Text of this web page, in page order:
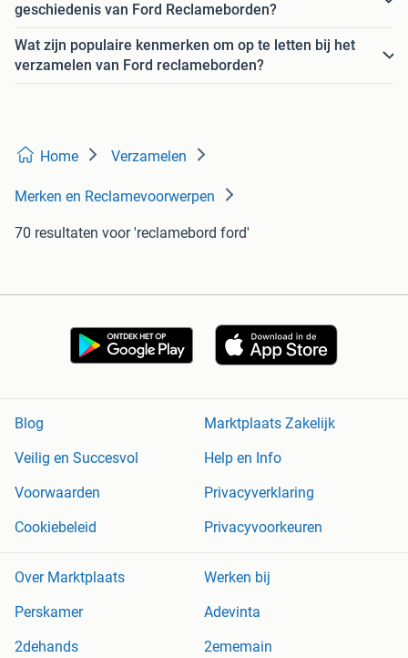
geschiedenis van Ford Reclameborden?
Wat zijn populaire kenmerken om op te letten bij het
verzamelen van Ford reclameborden?
Home Verzamelen
Merken en Reclamevoorwerpen
70 resultaten voor 'reclamebord ford'
Blog
Marktplaats Zakelijk
Veilig en Succesvol
Help en Info
Voorwaarden
Privacyverklaring
Cookiebeleid
Privacyvoorkeuren
Over Marktplaats
Werken bij
Perskamer
Adevinta
2dehands
2ememain